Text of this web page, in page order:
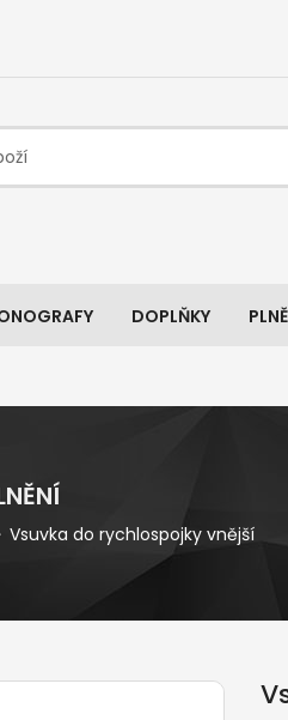
DOPLŇKY
Vsuvka do rychlospojky vnější